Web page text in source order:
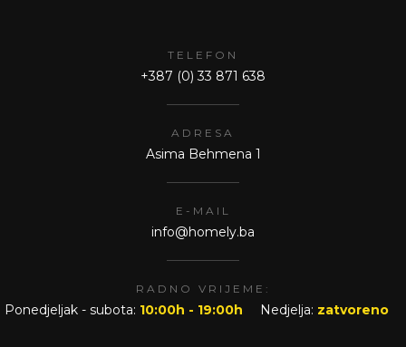
TELEFON
+387 (0) 33 871 638
ADRESA
Asima Behmena 1
E-MAIL
info@homely.ba
RADNO VRIJEME:
Ponedjeljak - subota: 10:00h - 19:00h Nedjelja: zatvoreno